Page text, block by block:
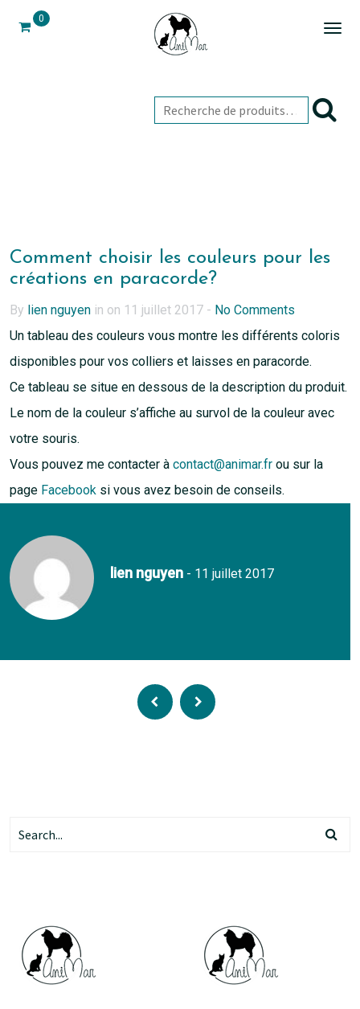
0
Comment choisir les couleurs pour les
créations en paracorde?
By lien nguyen in on 11 juillet 2017 - No Comments
Un tableau des couleurs vous montre les différents coloris
disponibles pour vos colliers et laisses en paracorde.
Ce tableau se situe en dessous de la description du produit.
Le nom de la couleur s’affiche au survol de la couleur avec
votre souris.
Vous pouvez me contacter à contact@animar.fr ou sur la
page Facebook si vous avez besoin de conseils.
lien nguyen - 11 juillet 2017